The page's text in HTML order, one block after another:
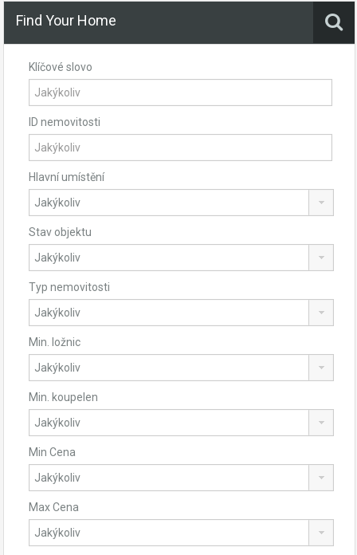
Find Your Home
Klíčové slovo
ID nemovitosti
Hlavní umístění
Stav objektu
Typ nemovitosti
Min. ložnic
Min. koupelen
Min Cena
Max Cena